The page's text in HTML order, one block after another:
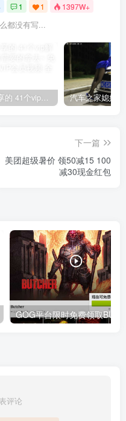
1 1 1397W+
都没有写...
网上分享的 41个vip解析接口 有需要的拿去~ 免费看全网VIP会员视频
下一篇
美团超级暑价 领50减15 100
减30现金红包
评论